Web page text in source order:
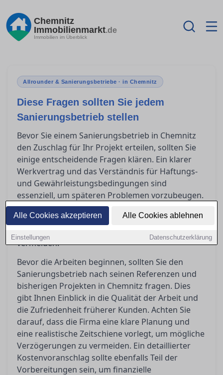
Alle Cookies akzeptieren Alle Cookies ablehnen
Einstellungen Datenschutzerklärung
Chemnitz
Immobilienmarkt.de
Immobilien im Überblick
Allrounder & Sanierungsbetriebe · in Chemnitz
Diese Fragen sollten Sie jedem
Sanierungsbetrieb stellen
Bevor Sie einem Sanierungsbetrieb in Chemnitz
den Zuschlag für Ihr Projekt erteilen, sollten Sie
einige entscheidende Fragen klären. Ein klarer
Werkvertrag und das Verständnis für Haftungs-
und Gewährleistungsbedingungen sind
essenziell, um späteren Problemen vorzubeugen.
In diesem Artikel bieten wir Ihnen Orientierung,
welche Punkte Sie unbedingt ansprechen sollten,
vermeiden.
Bevor die Arbeiten beginnen, sollten Sie den
Sanierungsbetrieb nach seinen Referenzen und
bisherigen Projekten in Chemnitz fragen. Dies
gibt Ihnen Einblick in die Qualität der Arbeit und
die Zufriedenheit früherer Kunden. Achten Sie
darauf, dass die Firma eine klare Planung und
eine realistische Zeitschiene vorlegt, um mögliche
Verzögerungen zu vermeiden. Ein detaillierter
Kostenvoranschlag sollte ebenfalls Teil der
Vorbereitungen sein, um finanzielle